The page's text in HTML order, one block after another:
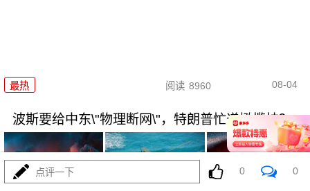
最热 阅读 8960 08-04
波斯要给中东\"物理断网\"，特朗普忙递橄榄枝？
点评一下 0 0